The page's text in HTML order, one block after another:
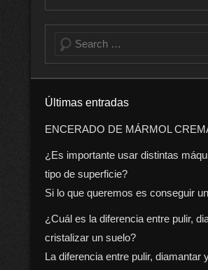
Buscar
Últimas entradas
ENCERADO DE MÁRMOL
¿Es importante usar distintas
tipo de superficie?
Si lo que queremos es conseguir
¿Cuál es la diferencia entre pulir,
cristalizar un suelo?
La diferencia entre pulir, diamantar